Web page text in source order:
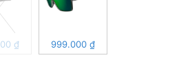
₫ 999.000 ₫